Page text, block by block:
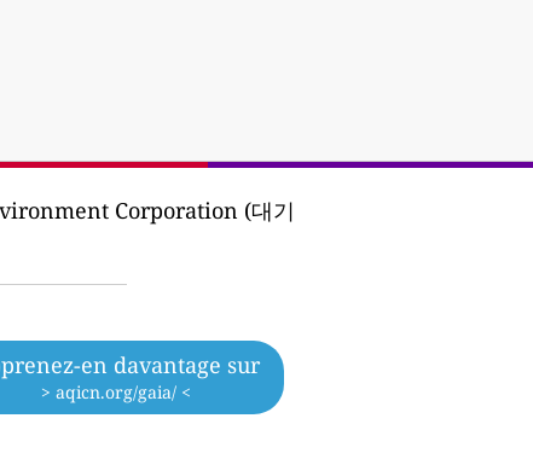
Corporation (대기
en davantage sur
> aqicn.org/gaia/ <